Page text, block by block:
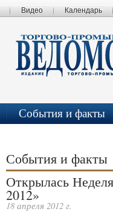
Видео Календарь
События и факты
События и факты
Открылась
2012»
18 апреля 2012 г.